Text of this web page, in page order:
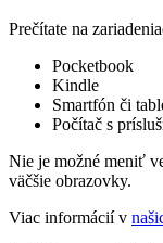
Prečítate na
Pocketbook
Kindle
Smartfón či
Počítač s
Nie je možné meniť
väčšie obrazovky.
Viac informácií v